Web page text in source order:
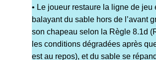
• Le joueur restaure la ligne de jeu
balayant du sable hors de l’avant
son chapeau selon la Règle 8.1d
les conditions dégradées après
est au repos), et du sable se